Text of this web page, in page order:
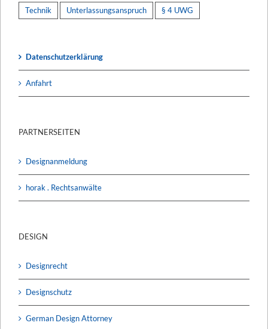
Technik Unterlassungsanspruch § 4 UWG
Datenschutzerklärung
Anfahrt
PARTNERSEITEN
Designanmeldung
horak . Rechtsanwälte
DESIGN
Designrecht
Designschutz
German Design Attorney